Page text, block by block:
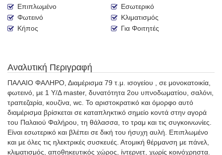
Επιπλωμένο
Εσωτερικό
Φωτεινό
Κλιματισμός
Κήπος
Για Φοιτητές
Αναλυτική Περιγραφή
ΠΑΛΑΙΟ ΦΑΛΗΡΟ, Διαμέρισμα 79 τ.μ. ισογείου , σε μονοκατοικία,
φωτεινό, με 1 Υ/Δ master, δυνατότητα 2ου υπνοδωματίου, σαλόνι,
τραπεζαρία, κουζίνα, wc. Το αριστοκρατικό και όμορφο αυτό
διαμέρισμα βρίσκεται σε καταπληκτικό σημείο κοντά στην αγορά
του Παλαιού Φαλήρου, τη θάλασσα, το τραμ και τις συγκοινωνίες.
Είναι εσωτερικό και βλέπει σε δική του ήσυχη αυλή. Επιπλωμένο
και με όλες τις ηλεκτρικές συσκευές. Ατομική θέρμανση με πάνελ,
κλιματισμός, αποθηκευτικός χώρος, ίντερνετ, χωρίς κοινόχρηστα.